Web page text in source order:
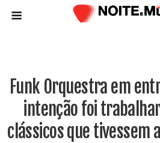
Funk Orquestra em
intenção foi
clássicos que tivessem